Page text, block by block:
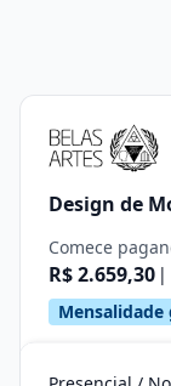
Design de
Comece
R$ 2.659,30 |
Mensalidade